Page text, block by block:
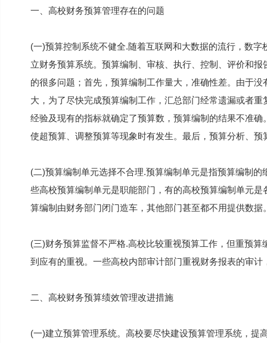
一、高校财务预算管理存在的问题
(一)预算控制系统不健全.随着互联网和大数据的流行，数
立财务预算系统。预算编制、审核、执行、控制、评价和
的很多问题；首先，预算编制工作量大，准确性差。由于
大，为了尽快完成预算编制工作，汇总部门经常遗漏或者
经验及现有的指标就确定了预算数，预算编制的结果不准
使超预算、调整预算等现象时有发生。最后，预算分析、
(二)预算编制单元选择不合理.预算编制单元是指预算编制
些高校预算编制单元是职能部门，有的高校预算编制单元
算编制由财务部门闭门造车，其他部门甚至都不用提供数据
(三)财务预算监督不严格.高校比较重视预算工作，但重预
到应有的重视。一些高校内部审计部门重视财务报表的审
二、高校财务预算绩效管理改进措施
(一)建立预算管理系统。高校要尽快建设预算管理系统，